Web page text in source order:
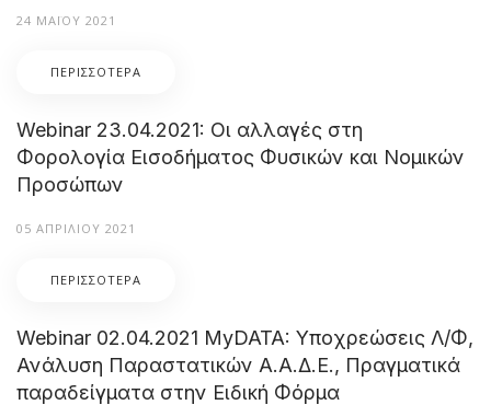
24 ΜΑΪ́ΟΥ 2021
ΠΕΡΙΣΣΌΤΕΡΑ
Webinar 23.04.2021: Οι αλλαγές στη
Φορολογία Εισοδήματος Φυσικών και Νομικών
Προσώπων
05 ΑΠΡΙΛΊΟΥ 2021
ΠΕΡΙΣΣΌΤΕΡΑ
Webinar 02.04.2021 MyDATA: Υποχρεώσεις Λ/Φ,
Ανάλυση Παραστατικών Α.Α.Δ.Ε., Πραγματικά
παραδείγματα στην Ειδική Φόρμα